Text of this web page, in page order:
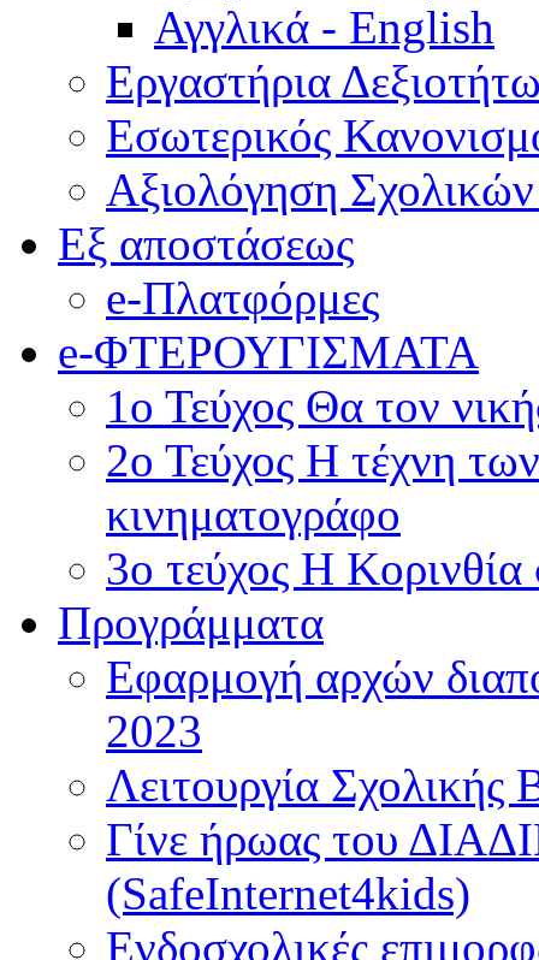
Αγγλικά - English
Εργαστήρια
Εσωτερικός
Αξιολόγηση
Εξ αποστάσεως
e-Πλατφόρμες
e-ΦΤΕΡΟΥΓΙΣΜΑΤΑ
1ο Τεύχος Θα τον
2ο Τεύχος Η τέχνη
κινηματογράφο
3ο τεύχος Η
Προγράμματα
Εφαρμογή αρχών
2023
Λειτουργία Σχολικής
Γίνε ήρωας του
(SafeInternet4kids)
Ενδοσχολικές